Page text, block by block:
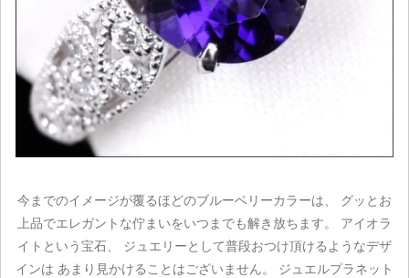
今までのイメージが覆るほどのブルーベリーカラーは、 グッとお
上品でエレガントな佇まいをいつまでも解き放ちます。 アイオラ
イトという宝石、 ジュエリーとして普段おつけ頂けるようなデザ
インは あまり見かけることはございません。 ジュエルプラネット
ご注文手続き
カートを見る